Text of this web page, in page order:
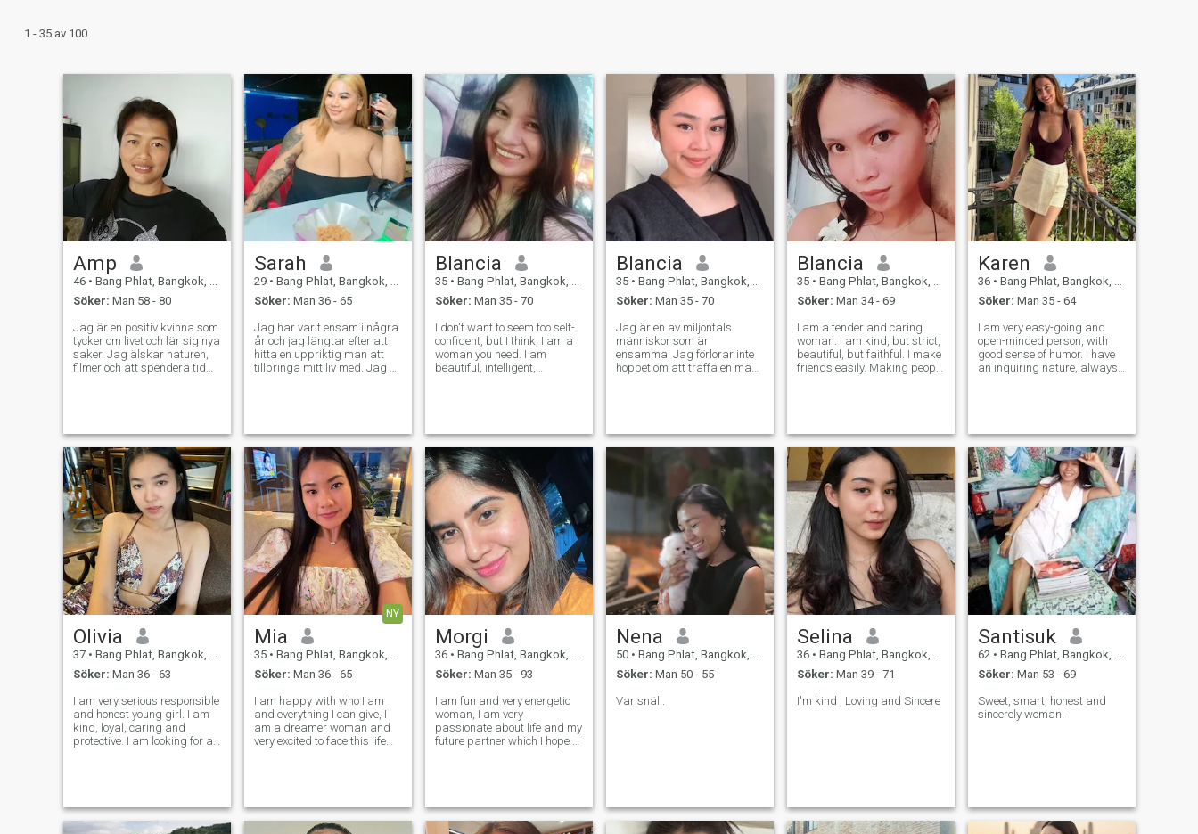
1 - 35 av 100
Amp
46 • Bang Phlat, Bangkok, Thailand
Söker: Man 58 - 80
Jag är en positiv kvinna som
tycker om livet och lär sig nya
saker. Jag älskar naturen,
filmer och att spendera tid
Jag vill inte ha en kort
semester butik. Jag
respekterar mig själv och
jag Jag respekterar min
partner.
Sarah
29 • Bang Phlat, Bangkok, Thailand
Söker: Man 36 - 65
Jag har varit ensam i några
år och jag längtar efter att
hitta en uppriktig man att
tillbringa mitt liv med. Jag är
hjärta. Om du kommer nära
mig, kommer du att se mitt
leende varje dag. Jag vill inte
leka, jag vill slå mig ner så
fort som möjligt. Hoppas du
hjälper mig att avsluta mitt
liv.
Blancia
35 • Bang Phlat, Bangkok, Thailand
Söker: Man 35 - 70
I don't want to seem too self-
confident, but I think, I am a
woman you need. I am
beautiful, intelligent,
heart. I am looking for a man,
husband, futur
Blancia
35 • Bang Phlat, Bangkok, Thailand
Söker: Man 35 - 70
Jag är en av miljontals
människor som är
ensamma. Jag förlorar inte
hoppet om att träffa en man
för mig. Och för en man själv
kommer jag att bli en pålitlig
baksida. Jag står på
fötterna med stor tillförsikt.
Jag har ett kreativt
fascinerande arbete som
utvecklas och ger en känsla
av förverkligande. Om du,
liksom jag inte bara behöver
kontakt och närhet med
själsfrars och hemcomfort,
och i förhållandet regerar
ömsesidig förståelse och
noggrann attityd, ta sedan
din önskan.
Blancia
35 • Bang Phlat, Bangkok, Thailand
Söker: Man 34 - 69
I am a tender and caring
woman. I am kind, but strict,
beautiful, but faithful. I make
friends easily. Making people
in life and want
Karen
36 • Bang Phlat, Bangkok, Thailand
Söker: Man 35 - 64
I am very easy-going and
open-minded person, with
good sense of humor. I have
an inquiring nature, always
love, and I am able to give a
lot to my man.
Olivia
37 • Bang Phlat, Bangkok, Thailand
Söker: Man 36 - 63
I am very serious responsible
and honest young girl. I am
kind, loyal, caring and
protective. I am looking for a
NY
Mia
35 • Bang Phlat, Bangkok, Thailand
Söker: Man 36 - 65
I am happy with who I am
and everything I can give, I
am a dreamer woman and
very excited to face this life
fears in search of be a great
woman
Morgi
36 • Bang Phlat, Bangkok, Thailand
Söker: Man 35 - 93
I am fun and very energetic
woman, I am very
passionate about life and my
future partner which I hope to
people. My friends say that I
love
Nena
50 • Bang Phlat, Bangkok, Thailand
Söker: Man 50 - 55
Var snäll.
Selina
36 • Bang Phlat, Bangkok, Thailand
Söker: Man 39 - 71
I'm kind , Loving and Sincere
Santisuk
62 • Bang Phlat, Bangkok, Thailand
Söker: Man 53 - 69
Sweet, smart, honest and
sincerely woman.